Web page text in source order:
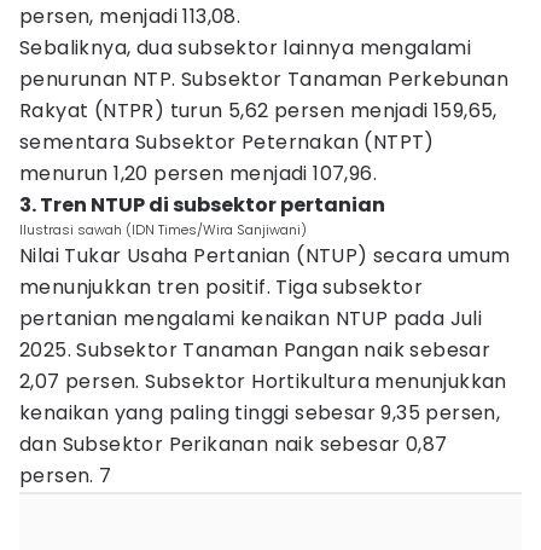
persen, menjadi 113,08.
Sebaliknya, dua subsektor lainnya mengalami
penurunan NTP. Subsektor Tanaman Perkebunan
Rakyat (NTPR) turun 5,62 persen menjadi 159,65,
sementara Subsektor Peternakan (NTPT)
menurun 1,20 persen menjadi 107,96.
3. Tren NTUP di subsektor pertanian
Ilustrasi sawah (IDN Times/Wira Sanjiwani)
Nilai Tukar Usaha Pertanian (NTUP) secara umum
menunjukkan tren positif. Tiga subsektor
pertanian mengalami kenaikan NTUP pada Juli
2025. Subsektor Tanaman Pangan naik sebesar
2,07 persen. Subsektor Hortikultura menunjukkan
kenaikan yang paling tinggi sebesar 9,35 persen,
dan Subsektor Perikanan naik sebesar 0,87
persen. 7